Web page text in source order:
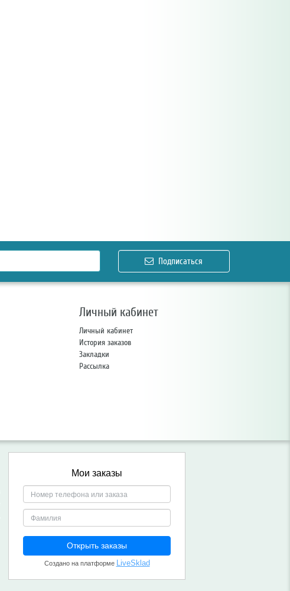
Подписаться
Личный кабинет
Личный кабинет
История заказов
Закладки
Рассылка